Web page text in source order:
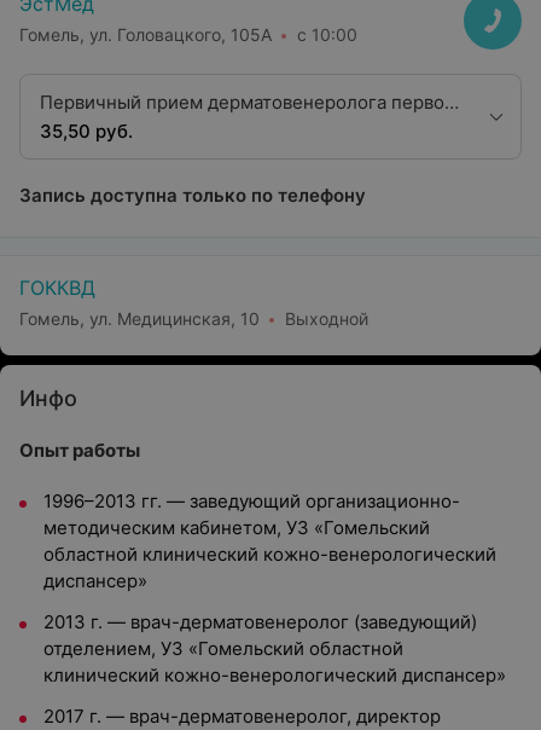
Гомель, ул. Головацкого, 105А с 10:00
Первичный прием дерматовенеролога первой
квалификационной категории
35,50 руб.
Запись доступна только по телефону
ГОККВД
Гомель, ул. Медицинская, 10 Выходной
Инфо
Опыт работы
1996–2013 гг. — заведующий организационно-
методическим кабинетом, УЗ «Гомельский
областной клинический кожно-венерологический
диспансер»
2013 г. — врач-дерматовенеролог (заведующий)
отделением, УЗ «Гомельский областной
клинический кожно-венерологический диспансер»
2017 г. — врач-дерматовенеролог, директор